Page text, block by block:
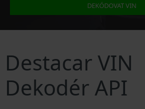
DEKÓDOVAT VIN
Destacar VIN
Dekodér API